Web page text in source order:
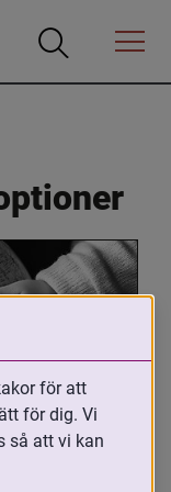
Öppna
Öppna
Menyn
för att
för dig. Vi
så att vi kan